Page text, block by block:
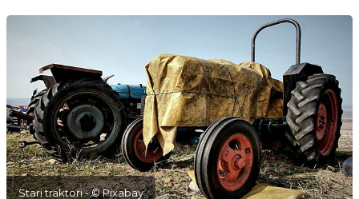
Stari traktori - © Pixabay